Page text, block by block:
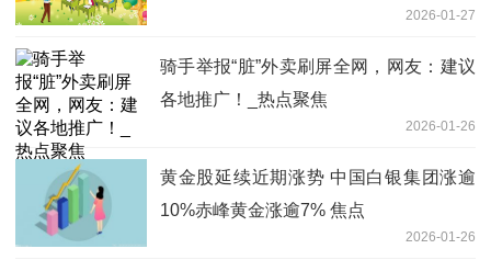
2026-01-27
骑手举报“脏”外卖刷屏全网，网友：建议
各地推广！_热点聚焦
2026-01-26
黄金股延续近期涨势 中国白银集团涨逾
10%赤峰黄金涨逾7% 焦点
2026-01-26